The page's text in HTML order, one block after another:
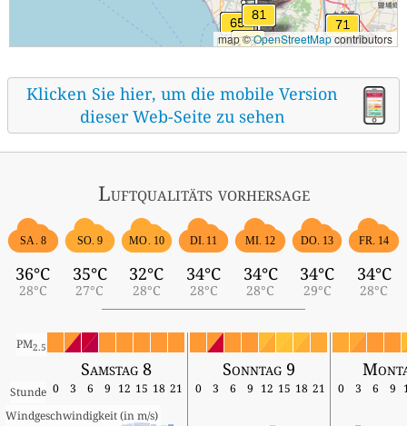
map ©OpenStreetMapcontributors
Klicken Sie hier, um die mobile Version
dieser Web-Seite zu sehen
Luftqualitäts vorhersage
SA. 8
36°C
28°C
SO. 9
35°C
27°C
MO. 10
32°C
28°C
DI. 11
34°C
28°C
MI. 12
34°C
28°C
DO. 13
34°C
29°C
FR. 14
34°C
28°C
PM2.5
Samstag 8 Sonntag 9
Stunde 0 3 6 9 12 15 18 21 0 3 6 9 12 15 18 21 0 3 6 9
Windgeschwindigkeit (in m/s)